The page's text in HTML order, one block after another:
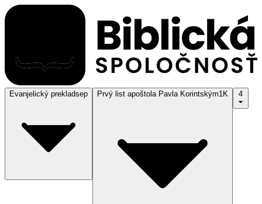
Evanjelický prekladsep Prvý list apoštola Pavla Korintským1K